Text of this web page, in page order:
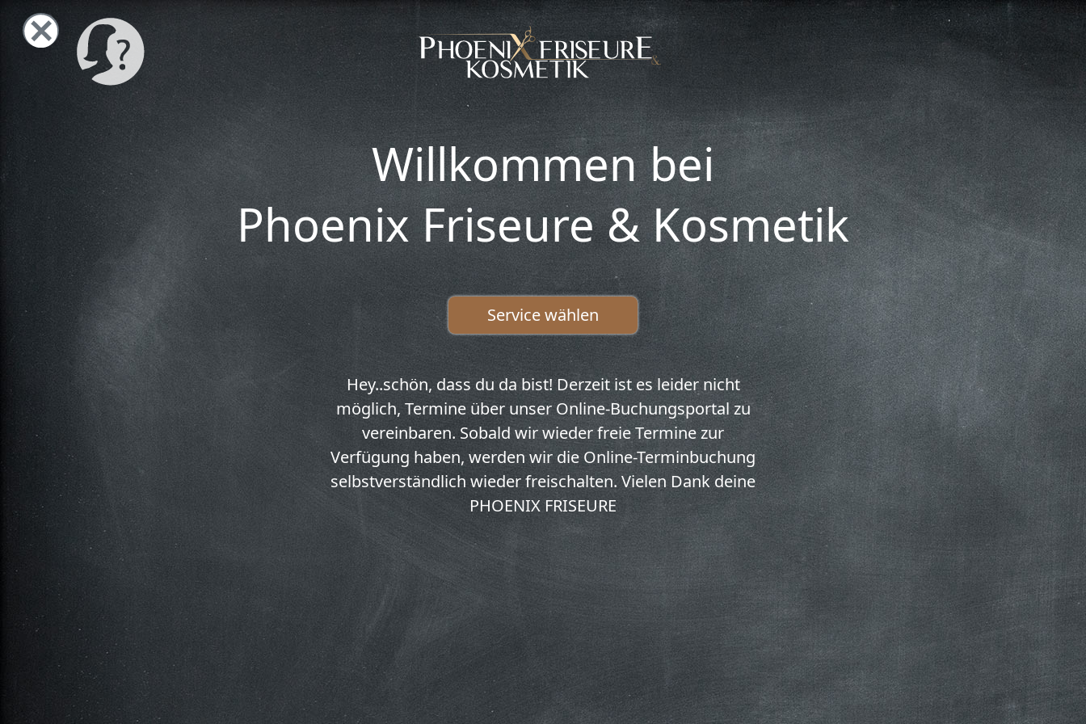
Willkommen bei
Phoenix Friseure & Kosmetik
Hey..schön, dass du da bist! Derzeit ist es leider nicht
möglich, Termine über unser Online-Buchungsportal zu
vereinbaren. Sobald wir wieder freie Termine zur
Verfügung haben, werden wir die Online-Terminbuchung
selbstverständlich wieder freischalten. Vielen Dank deine
PHOENIX FRISEURE